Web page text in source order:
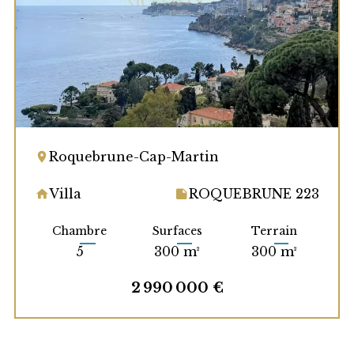
Roquebrune-Cap-Martin
Villa ROQUEBRUNE 223
Chambre
5
Surfaces
300 m²
Terrain
300 m²
2 990 000 €